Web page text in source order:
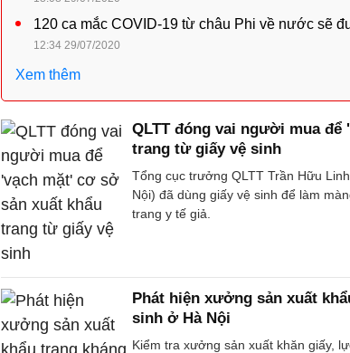
120 ca mắc COVID-19 từ châu Phi về nước sẽ
12:34 29/07/2020
Xem thêm
QLTT đóng vai người mua
trang từ giấy vệ sinh
Tổng cục trưởng QLTT Trần Hữu
Nội) đã dùng giấy vệ sinh để làm
trang y tế giả.
Phát hiện xưởng sản xuất
sinh ở Hà Nội
Kiểm tra xưởng sản xuất khăn giấy,